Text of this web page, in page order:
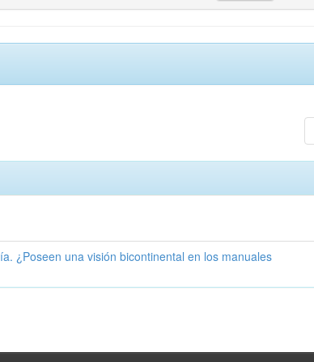
¿Poseen una visión bicontinental en los manuales